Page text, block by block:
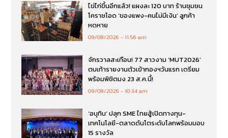
ไข่ไก่ขึ้นอีกแล้ว! แผงละ 120 บาท ร้านชุมชน
โคราชโอด ‘ของแพง-คนไม่มีเงิน’ ลูกค้า
หดหาย
09/08/2026 11:56 am
จักรวาลสะเทือน! 77 สาวงาม ‘MUT2026’
ตบเท้ารายงานตัวเข้ากองฯวันแรก เตรียม
พร้อมพิชิตมง 23 ส.ค.นี้!
09/08/2026 10:34 am
‘อนุทิน’ ปลุก SME ไทยสู้เปิดทางทุน-
เทคโนโลยี-ตลาดดันโตระดับโลกพร้อมมอบ
15 รางวัล